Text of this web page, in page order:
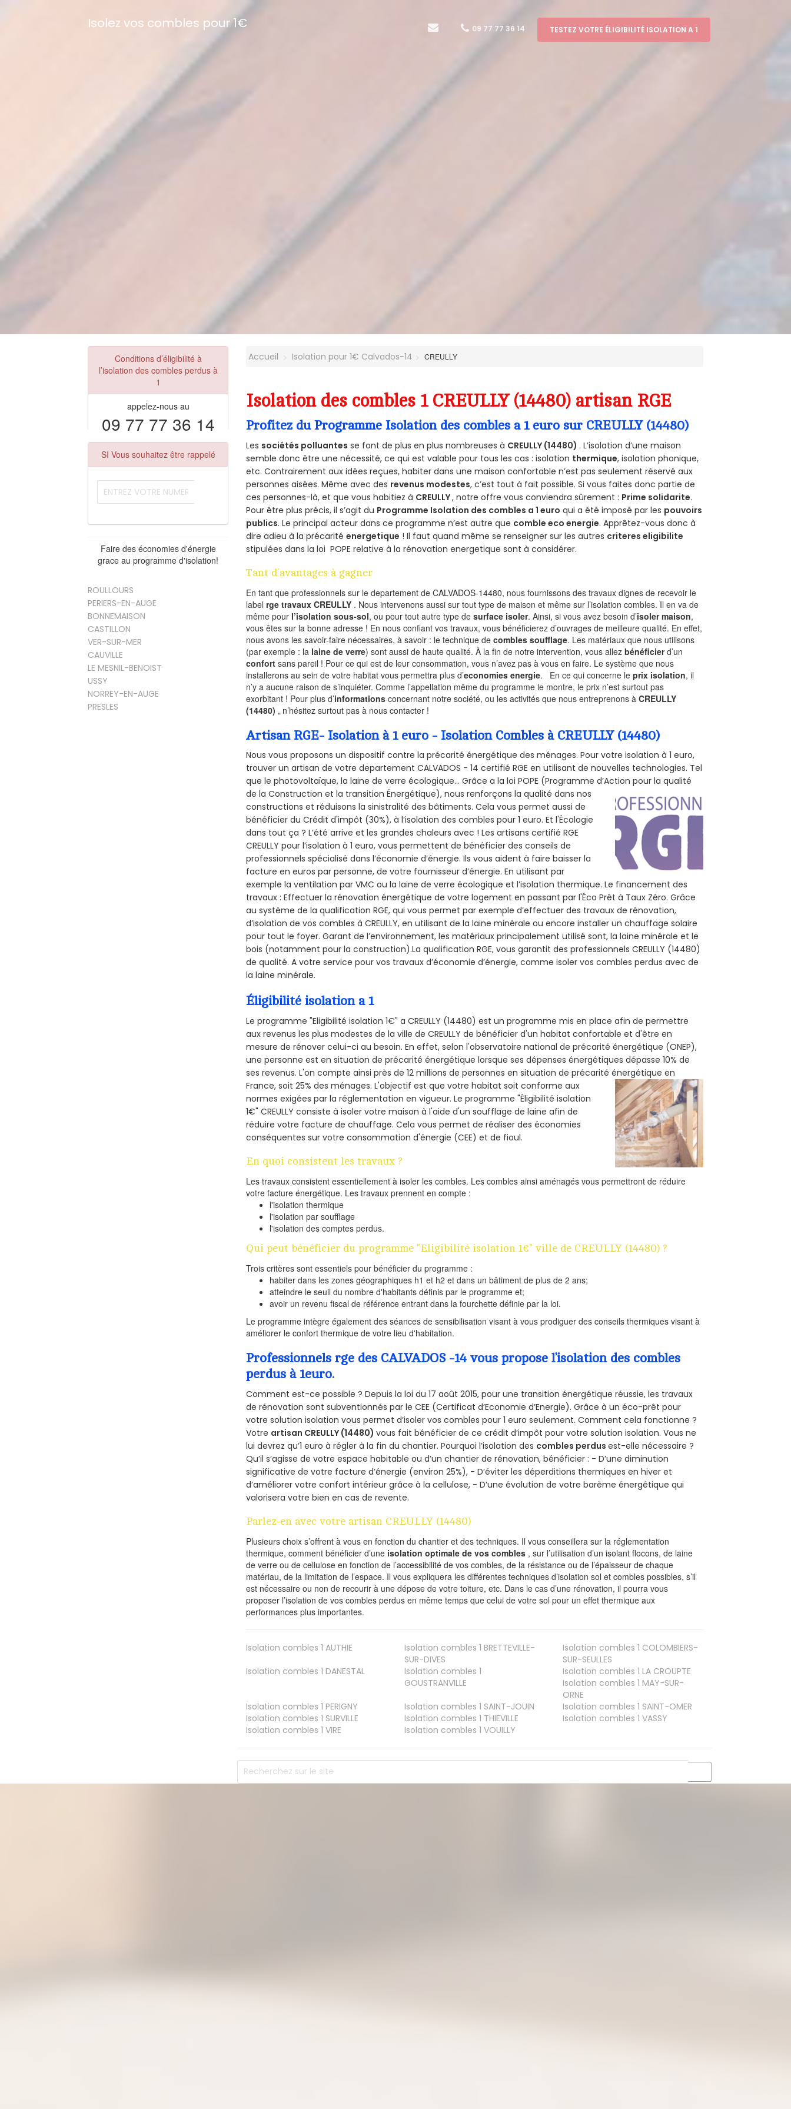
Isolez vos combles pour 1€ 09 77 77 36 14 TESTEZ VOTRE ÉLIGIBILITÉ ISOLATION A 1
Conditions d’éligibilité à
l’isolation des combles perdus à
1
appelez-nous au
09 77 77 36 14
SI Vous souhaitez être rappelé
Faire des économies d'énergie
grace au programme d'isolation!
ROULLOURS
PERIERS-EN-AUGE
BONNEMAISON
CASTILLON
VER-SUR-MER
CAUVILLE
LE MESNIL-BENOIST
USSY
NORREY-EN-AUGE
PRESLES
Accueil Isolation pour 1€ Calvados-14 CREULLY
Isolation des combles 1 CREULLY (14480) artisan RGE
Profitez du Programme Isolation des combles a 1 euro sur CREULLY (14480)
Les sociétés polluantes se font de plus en plus nombreuses à CREULLY (14480) . L’isolation d’une maison
semble donc être une nécessité, ce qui est valable pour tous les cas : isolation thermique, isolation phonique,
etc. Contrairement aux idées reçues, habiter dans une maison confortable n’est pas seulement réservé aux
personnes aisées. Même avec des revenus modestes, c’est tout à fait possible. Si vous faites donc partie de
ces personnes-là, et que vous habitiez à CREULLY, notre offre vous conviendra sûrement : Prime solidarite.
Pour être plus précis, il s’agit du Programme Isolation des combles a 1 euro qui a été imposé par les pouvoirs
publics. Le principal acteur dans ce programme n’est autre que comble eco energie. Apprêtez-vous donc à
dire adieu à la précaritéenergetique ! Il faut quand même se renseigner sur les autres criteres eligibilite
stipulées dans la loi POPE relative à la rénovation energetique sont à considérer.
Tant d’avantages à gagner
En tant que professionnels sur le departement de CALVADOS-14480, nous fournissons des travaux dignes de recevoir le
labelrge travaux CREULLY . Nous intervenons aussi sur tout type de maison et même sur l’isolation combles. Il en va de
même pour l’isolation sous-sol, ou pour tout autre type desurface isoler. Ainsi, si vous avez besoin d’isoler maison,
vous êtes sur la bonne adresse ! En nous confiant vos travaux, vous bénéficierez d’ouvrages de meilleure qualité. En effet,
nous avons les savoir-faire nécessaires, à savoir : le technique decombles soufflage. Les matériaux que nous utilisons
(par exemple : la laine de verre) sont aussi de haute qualité. À la fin de notre intervention, vous allezbénéficierd’un
confort sans pareil ! Pour ce qui est de leur consommation, vous n’avez pas à vous en faire. Le système que nous
installerons au sein de votre habitat vous permettra plus d’economies energie. En ce qui concerne leprix isolation, il
n’y a aucune raison de s’inquiéter. Comme l’appellation même du programme le montre, le prix n’est surtout pas
exorbitant ! Pour plus d’informations concernant notre société, ou les activités que nous entreprenons àCREULLY
(14480) , n’hésitez surtout pas à nous contacter !
Artisan RGE- Isolation à 1 euro - Isolation Combles à CREULLY (14480)
Nous vous proposons un dispositif contre la précarité énergétique des ménages. Pour votre isolation à 1 euro,
trouver un artisan de votre departement CALVADOS - 14 certifié RGE en utilisant de nouvelles technologies. Tel
que le photovoltaïque, la laine de verre écologique... Grâce a la loi POPE (Programme d’Action pour la qualité
de la Construction et la transition Énergétique), nous renforçons la qualité dans nos
constructions et réduisons la sinistralité des bâtiments. Cela vous permet aussi de
bénéficier du Crédit d'impôt (30%), à l’isolation des combles pour 1 euro. Et l'Écologie
dans tout ça ? L’été arrive et les grandes chaleurs avec ! Les artisans certifié RGE
CREULLY pour l’isolation à 1 euro, vous permettent de bénéficier des conseils de
professionnels spécialisé dans l’économie d’énergie. Ils vous aident à faire baisser la
facture en euros par personne, de votre fournisseur d’énergie. En utilisant par
exemple la ventilation par VMC ou la laine de verre écologique et l’isolation thermique. Le financement des
travaux : Effectuer la rénovation énergétique de votre logement en passant par l'Éco Prêt à Taux Zéro. Grâce
au système de la qualification RGE, qui vous permet par exemple d’effectuer des travaux de rénovation,
d’isolation de vos combles à CREULLY, en utilisant de la laine minérale ou encore installer un chauffage solaire
pour tout le foyer. Garant de l’environnement, les matériaux principalement utilisé sont, la laine minérale et le
bois (notamment pour la construction).La qualification RGE, vous garantit des professionnels CREULLY (14480)
de qualité. A votre service pour vos travaux d’économie d’énergie, comme isoler vos combles perdus avec de
la laine minérale.
Éligibilité isolation a 1
Le programme "Eligibilité isolation 1€" a CREULLY (14480) est un programme mis en place afin de permettre
aux revenus les plus modestes de la ville de CREULLY de bénéficier d'un habitat confortable et d'être en
mesure de rénover celui-ci au besoin. En effet, selon l'observatoire national de précarité énergétique (ONEP),
une personne est en situation de précarité énergétique lorsque ses dépenses énergétiques dépasse 10% de
ses revenus. L'on compte ainsi près de 12 millions de personnes en situation de précarité énergétique en
France, soit 25% des ménages.L'objectif est que votre habitat soit conforme aux
normes exigées par la réglementation en vigueur. Le programme "Éligibilité isolation
1€" CREULLY consiste à isoler votre maison à l'aide d'un soufflage de laine afin de
réduire votre facture de chauffage. Cela vous permet de réaliser des économies
conséquentes sur votre consommation d'énergie (CEE) et de fioul.
En quoi consistent les travaux ?
Les travaux consistent essentiellement à isoler les combles. Les combles ainsi aménagés vous permettront de réduire
votre facture énergétique. Les travaux prennent en compte :
l'isolation thermique
l'isolation par soufflage
l'isolation des comptes perdus.
Qui peut bénéficier du programme "Eligibilité isolation 1€" ville de CREULLY (14480) ?
Trois critères sont essentiels pour bénéficier du programme :
habiter dans les zones géographiques h1 et h2 et dans un bâtiment de plus de 2 ans;
atteindre le seuil du nombre d'habitants définis par le programme et;
avoir un revenu fiscal de référence entrant dans la fourchette définie par la loi.
Le programme intègre également des séances de sensibilisation visant à vous prodiguer des conseils thermiques visant à
améliorer le confort thermique de votre lieu d'habitation.
Professionnels rge des CALVADOS -14 vous propose l’isolation des combles
perdus à 1euro.
Comment est-ce possible ? Depuis la loi du 17 août 2015, pour une transition énergétique réussie, les travaux
de rénovation sont subventionnés par le CEE (Certificat d’Economie d’Energie). Grâce à un éco-prêt pour
votre solution isolation vous permet d’isoler vos combles pour 1 euro seulement. Comment cela fonctionne ?
Votre artisan CREULLY (14480)vous fait bénéficier de ce crédit d’impôt pour votre solution isolation. Vous ne
lui devrez qu’1 euro à régler à la fin du chantier. Pourquoi l’isolation des combles perdusest-elle nécessaire ?
Qu’il s’agisse de votre espace habitable ou d’un chantier de rénovation, bénéficier : - D’une diminution
significative de votre facture d’énergie (environ 25%), - D’éviter les déperditions thermiques en hiver et
d’améliorer votre confort intérieur grâce à la cellulose, - D’une évolution de votre barème énergétique qui
valorisera votre bien en cas de revente.
Parlez-en avec votre artisan CREULLY (14480)
Plusieurs choix s’offrent à vous en fonction du chantier et des techniques. Il vous conseillera sur la réglementation
thermique, comment bénéficier d’une isolation optimale de vos combles , sur l’utilisation d’un isolant flocons, de laine
de verre ou de cellulose en fonction de l’accessibilité de vos combles, de la résistance ou de l’épaisseur de chaque
matériau, de la limitation de l’espace. Il vous expliquera les différentes techniques d’isolation sol et combles possibles, s’il
est nécessaire ou non de recourir à une dépose de votre toiture, etc. Dans le cas d’une rénovation, il pourra vous
proposer l’isolation de vos combles perdus en même temps que celui de votre sol pour un effet thermique aux
performances plus importantes.
Isolation combles 1 AUTHIE Isolation combles 1 BRETTEVILLE-
SUR-DIVES
Isolation combles 1 COLOMBIERS-
SUR-SEULLES
Isolation combles 1 DANESTAL
Isolation combles 1
GOUSTRANVILLE
Isolation combles 1 LA CROUPTE
Isolation combles 1 MAY-SUR-
ORNE
Isolation combles 1 PERIGNY Isolation combles 1 SAINT-JOUIN Isolation combles 1 SAINT-OMER
Isolation combles 1 SURVILLE Isolation combles 1 THIEVILLE Isolation combles 1 VASSY
Isolation combles 1 VIRE Isolation combles 1 VOUILLY